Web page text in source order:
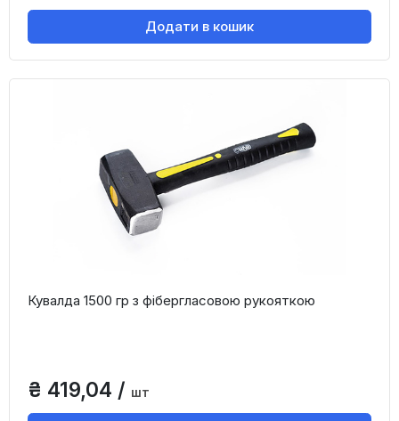
Додати в кошик
Кувалда 1500 гр з фібергласовою рукояткою
₴ 419,04 / шт